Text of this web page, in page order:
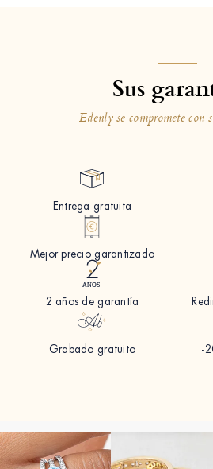
Sus
Edenly se compromete con
Entrega gratuita
Mejor precio garantizado
2 años de garantía
Grabado gratuito
-